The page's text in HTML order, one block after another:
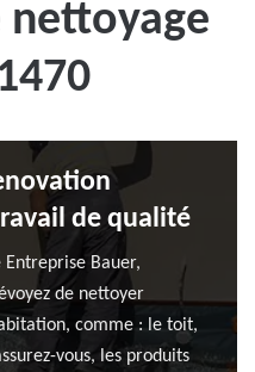
nettoyage
de qualité
Bauer,
de nettoyer
comme : le toit,
vous, les produits